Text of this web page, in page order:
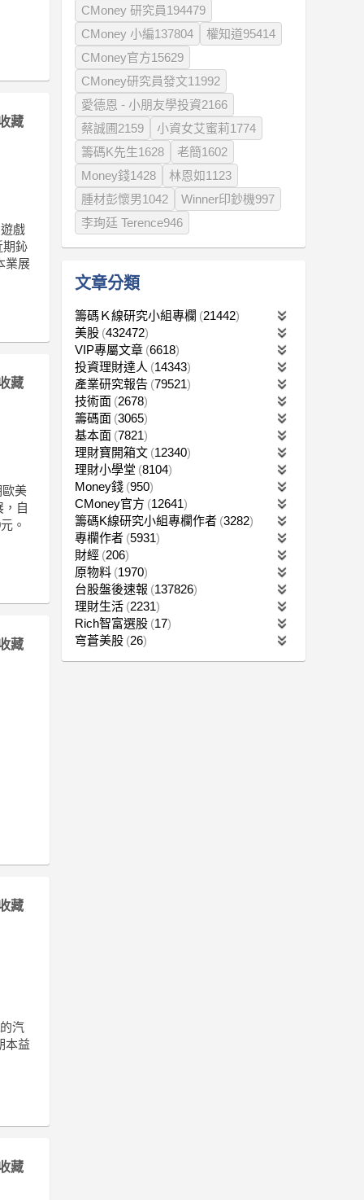
藏
戲
期鈊
業展
藏
歐美
，自
。
藏
藏
汽
本益
藏
CMoney 研究員194479
CMoney 小編137804
權知道95414
CMoney官方15629
CMoney研究員發文11992
愛德恩 - 小朋友學投資2166
蔡誠圃2159
小資女艾蜜莉1774
籌碼K先生1628
老簡1602
Money錢1428
林恩如1123
腫材彭懷男1042
Winner印鈔機997
李珣廷 Terence946
文章分類
籌碼Ｋ線研究小組專欄
21442
美股 432472
VIP專屬文章 6618
投資理財達人
14343
產業研究報告 79521
技術面 2678
籌碼面 3065
基本面 7821
理財寶開箱文 12340
理財小學堂 8104
Money錢 950
CMoney官方 12641
籌碼K線研究小組專欄作者 3282
專欄作者 5931
財經 206
原物料 1970
台股盤後速報 137826
理財生活 2231
Rich智富選股 17
穹蒼美股 26